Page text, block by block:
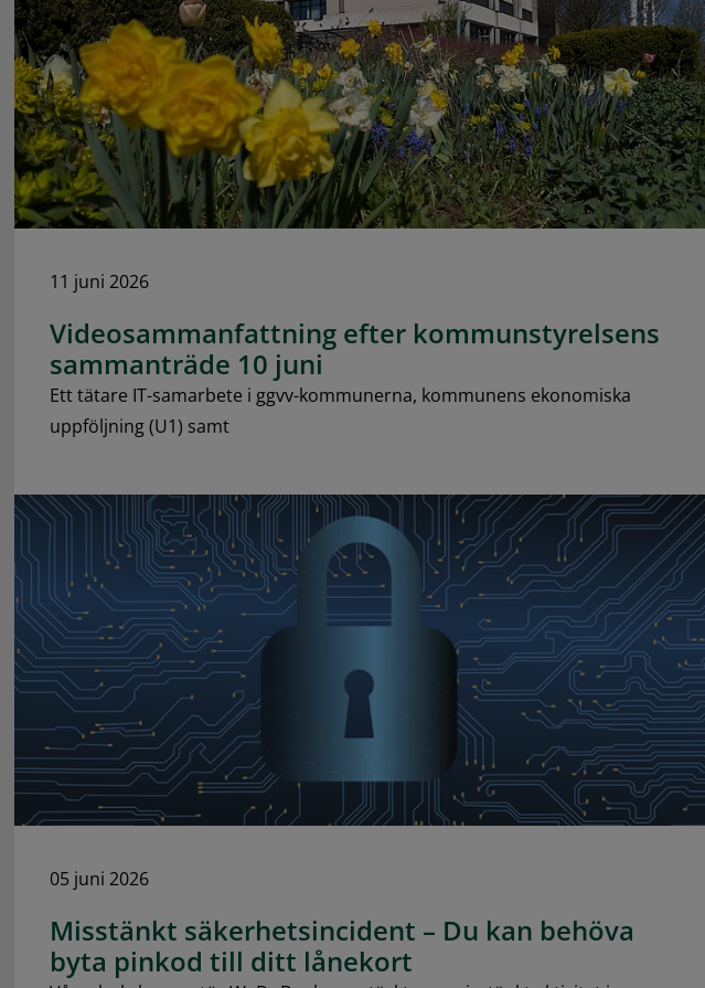
11 juni 2026
Videosammanfattning efter kommunstyrelsens
sammanträde 10 juni
Ett tätare IT-samarbete i ggvv-kommunerna, kommunens ekonomiska
uppföljning (U1) samt
05 juni 2026
Misstänkt säkerhetsincident – Du kan behöva
byta pinkod till ditt lånekort